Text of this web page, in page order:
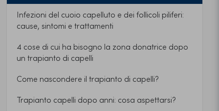
Infezioni del cuoio capelluto e dei follicoli piliferi:
cause, sintomi e trattamenti
4 cose di cui ha bisogno la zona donatrice dopo
un trapianto di capelli
Come nascondere il trapianto di capelli?
Trapianto capelli dopo anni: cosa aspettarsi?